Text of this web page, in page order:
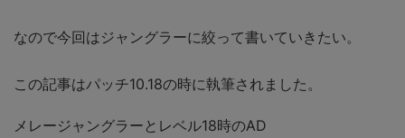
なので今回はジャングラーに絞って書いていきたい。
この記事はパッチ10.18の時に執筆されました。
メレージャングラーとレベル18時のAD